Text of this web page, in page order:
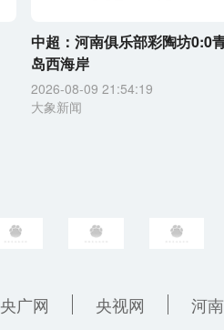
中超：河南俱乐部彩陶坊0:0
岛西海岸
2026-08-09 21:54:19
大象新闻
央广网 央视网
河